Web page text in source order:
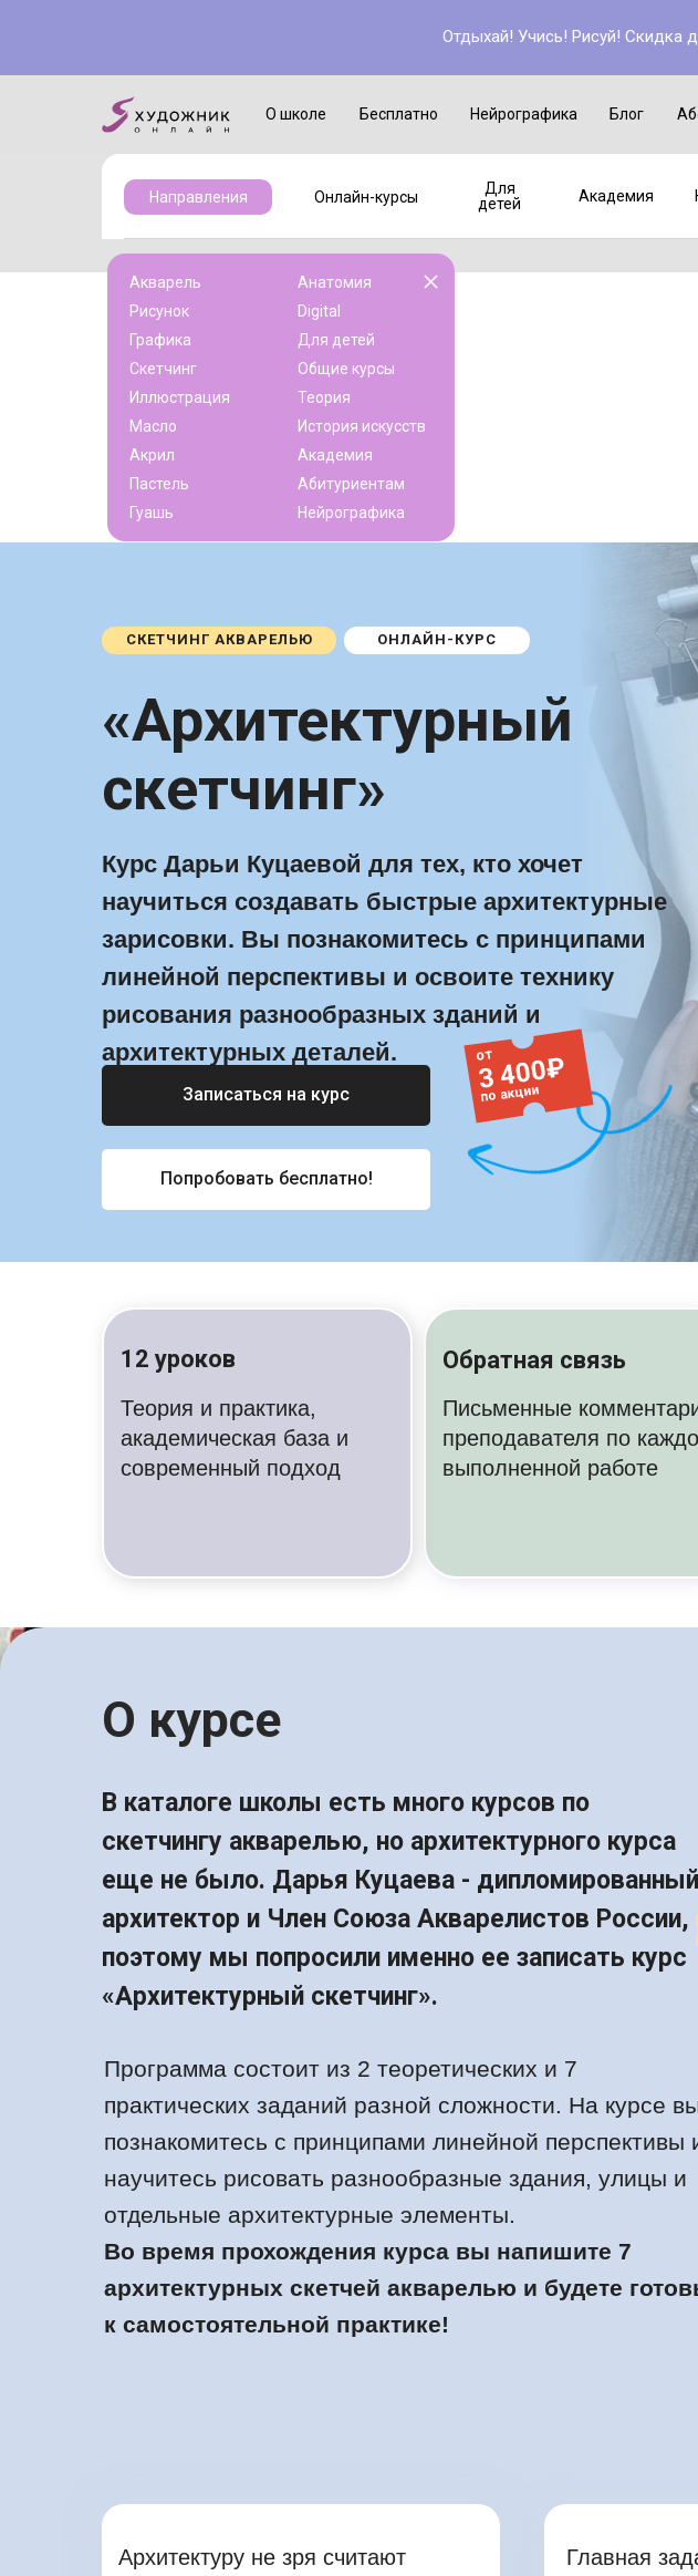
Отдыхай! Учись! Рисуй! Скидка
Блог
О школе Бесплатно Нейрографика
Для
детей
Академия
Онлайн-курсы
Направления
Для детей Академия Клуб
Акварель
Рисунок
Графика
Скетчинг
Иллюстрация
Масло
Акрил
Пастель
Гуашь
Анатомия
Digital
Для детей
Общие курсы
Теория
История искусств
Академия
Абитуриентам
Нейрографика
«Архитектурный
скетчинг»
Курс Дарьи Куцаевой для тех, кто хочет
научиться создавать быстрые архитектурные
зарисовки. Вы познакомитесь с принципами
линейной перспективы и освоите технику
рисования разнообразных зданий и
архитектурных деталей.
Записаться на курс
СКЕТЧИНГ АКВАРЕЛЬЮ ОНЛАЙН-КУРС
3 400₽
от
по акции
Попробовать бесплатно!
Теория и практика,
академическая база и
современный подход
Письменные
преподавателя по
выполненной работе
12 уроков Обратная связь
Главная
Программа состоит из 2 теоретических и 7
практических заданий разной сложности. На курсе
познакомитесь с принципами линейной перспективы
научитесь рисовать разнообразные здания, улицы и
отдельные архитектурные элементы.
Во время прохождения курса вы напишите 7
архитектурных скетчей акварелью и будете
к самостоятельной практике!
Архитектуру не зря считают
В каталоге школы есть много курсов по
скетчингу акварелью, но архитектурного курса
еще не было. Дарья Куцаева - дипломированный
архитектор и Член Союза Акварелистов России,
поэтому мы попросили именно ее записать курс
«Архитектурный скетчинг».
О курсе